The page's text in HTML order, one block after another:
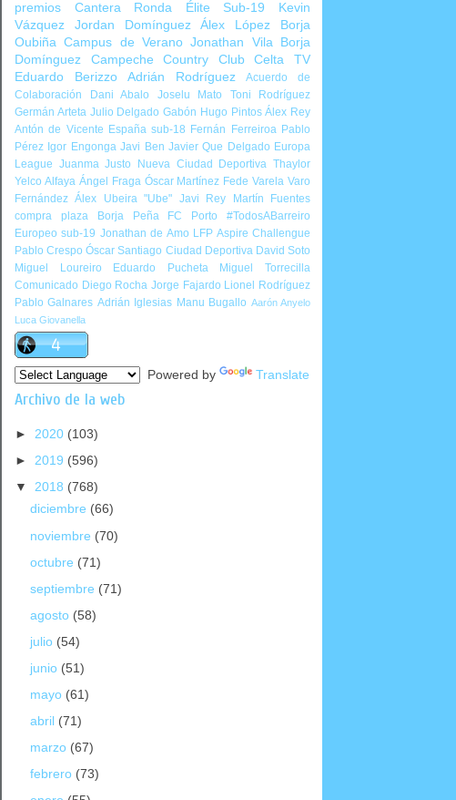
premios Cantera
Ronda Élite Sub-19
Kevin
Vázquez
Jordan Domínguez Álex López
Borja
Oubiña Campus de Verano Jonathan Vila
Borja
Domínguez
Campeche Country Club
Celta TV
Eduardo Berizzo
Adrián Rodríguez
Acuerdo de
Colaboración
Dani Abalo Joselu Mato
Toni Rodríguez
Germán Arteta Julio Delgado Gabón Hugo Pintos Álex Rey
Antón de Vicente España sub-18 Fernán Ferreiroa Pablo
Pérez Igor Engonga Javi Ben Javier Que Delgado Europa
League Juanma Justo Nueva Ciudad Deportiva Thaylor
Yelco Alfaya Ángel Fraga Óscar Martínez Fede Varela Varo
Fernández Álex Ubeira "Ube" Javi Rey
Martín Fuentes
compra plaza
Borja Peña FC Porto
#TodosABarreiro
Europeo sub-19 Jonathan de Amo LFP Aspire Challengue
Pablo Crespo Óscar Santiago Ciudad Deportiva David Soto
Miguel Loureiro
Eduardo Pucheta
Miguel Torrecilla
Comunicado Diego Rocha Jorge Fajardo Lionel Rodríguez
Pablo Galnares Adrián Iglesias Manu Bugallo Aarón Anyelo
Luca Giovanella
Powered by Translate
Archivo de la web
► 2020 (103)
► 2019 (596)
▼ 2018 (768)
diciembre (66)
noviembre (70)
octubre (71)
septiembre (71)
agosto (58)
julio (54)
junio (51)
mayo (61)
abril (71)
marzo (67)
febrero (73)